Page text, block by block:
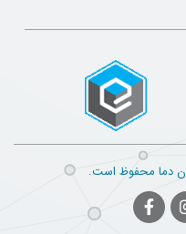
در ایران
و بیشترین حرارتی است
پس با توجه به دمای
نظر انتخاب می‌شود
دما محفوظ است.